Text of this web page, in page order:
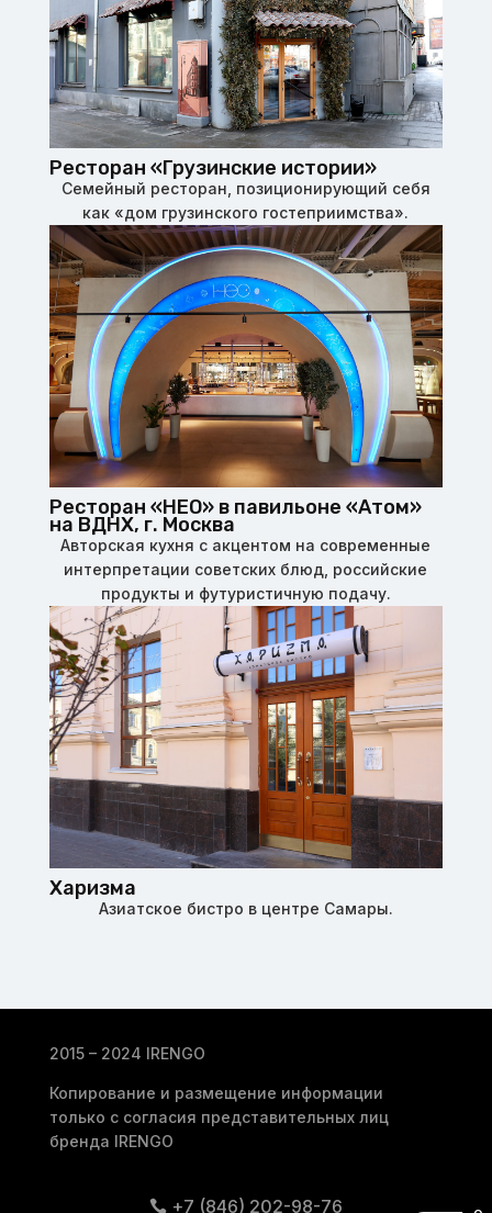
Ресторан «Грузинские истории»
Семейный ресторан, позиционирующий себя
как «дом грузинского гостеприимства».
Ресторан «НЕО» в павильоне «Атом»
на ВДНХ, г. Москва
Авторская кухня с акцентом на современные
интерпретации советских блюд, российские
продукты и футуристичную подачу.
Харизма
Азиатское бистро в центре Самары.
2015 – 2024 IRENGO
Копирование и размещение информации
только с согласия представительных лиц
бренда IRENGO
+7 (846) 202-98-76